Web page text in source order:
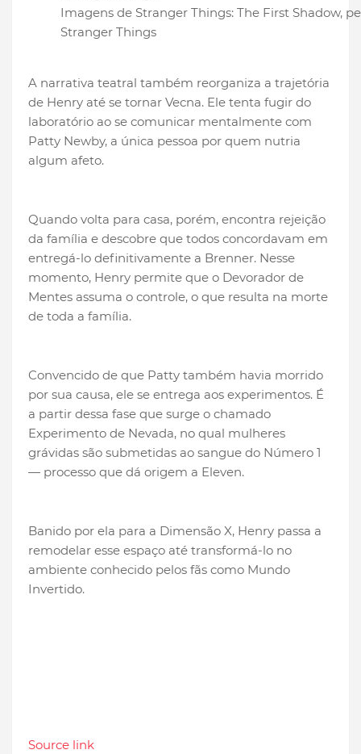
Imagens de Stranger Things: The First Shadow,
Stranger Things
A narrativa teatral também reorganiza a trajetória
de Henry até se tornar Vecna. Ele tenta fugir do
laboratório ao se comunicar mentalmente com
Patty Newby, a única pessoa por quem nutria
algum afeto.
Quando volta para casa, porém, encontra rejeição
da família e descobre que todos concordavam em
entregá-lo definitivamente a Brenner. Nesse
momento, Henry permite que o Devorador de
Mentes assuma o controle, o que resulta na morte
de toda a família.
Convencido de que Patty também havia morrido
por sua causa, ele se entrega aos experimentos. É
a partir dessa fase que surge o chamado
Experimento de Nevada, no qual mulheres
grávidas são submetidas ao sangue do Número 1
— processo que dá origem a Eleven.
Banido por ela para a Dimensão X, Henry passa a
remodelar esse espaço até transformá-lo no
ambiente conhecido pelos fãs como Mundo
Invertido.
Source link